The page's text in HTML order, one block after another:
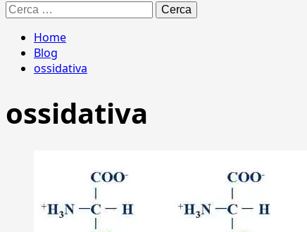
Ricerca
per:
Home
Blog
ossidativa
ossidativa